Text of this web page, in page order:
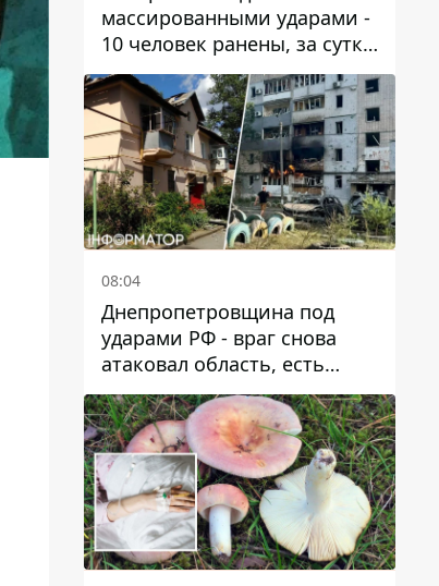
массированными ударами -
10 человек ранены, за сутки
тысячи атак
08:04
Днепропетровщина под
ударами РФ - враг снова
атаковал область, есть
разрушения и пожары